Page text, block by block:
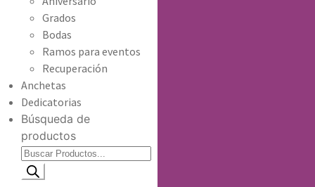
Grados
Bodas
Ramos para eventos
Recuperación
Anchetas
Dedicatorias
Búsqueda de
productos